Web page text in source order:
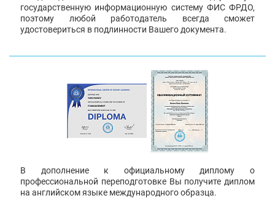
государственную информационную систему ФИС ФРДО,
поэтому любой работодатель всегда сможет
удостовериться в подлинности Вашего документа.
В дополнение к официальному диплому о
профессиональной переподготовке Вы получите диплом
на английском языке международного образца.